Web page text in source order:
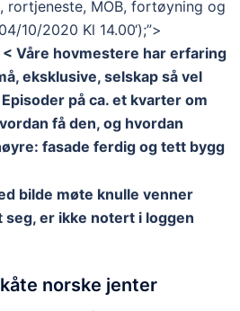
rortjeneste, MOB, fortøyning og
10/2020 Kl 14.00‘);”>
Våre hovmestere har erfaring
eksklusive, selskap så vel
på ca. et kvarter om
få den, og hvordan
fasade ferdig og tett bygg
er ikke notert i loggen
norske jenter